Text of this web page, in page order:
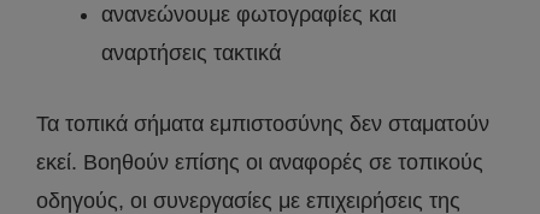
ανανεώνουμε φωτογραφίες και
αναρτήσεις τακτικά
Τα τοπικά σήματα εμπιστοσύνης δεν σταματούν
εκεί. Βοηθούν επίσης οι αναφορές σε τοπικούς
οδηγούς, οι συνεργασίες με επιχειρήσεις της